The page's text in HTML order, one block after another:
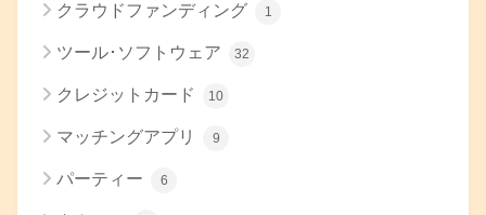
クラウドファンディング 1
ツール･ソフトウェア 32
クレジットカード 10
マッチングアプリ 9
パーティー 6